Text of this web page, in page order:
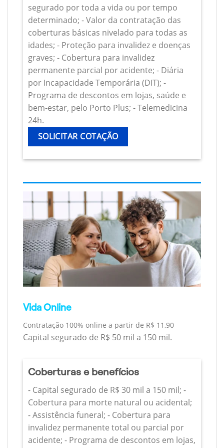
segurado por toda a vida ou por tempo
determinado; - Valor da contratação das
coberturas básicas nivelado para todas as
idades; - Proteção para invalidez e doenças
graves; - Cobertura para invalidez
permanente parcial por acidente; - Diária
por Incapacidade Temporária (DIT); -
Programa de descontos em lojas, saúde e
bem-estar, pelo Porto Plus; - Telemedicina
24h.
SOLICITAR COTAÇÃO
Vida Online
Contratação 100% online a partir de R$ 11,90
Capital segurado de R$ 50 mil a 150 mil.
Coberturas e benefícios
- Capital segurado de R$ 30 mil a 150 mil; -
Cobertura para morte natural ou acidental;
- Assistência funeral; - Cobertura para
invalidez permanente total ou parcial por
acidente; - Programa de descontos em lojas,